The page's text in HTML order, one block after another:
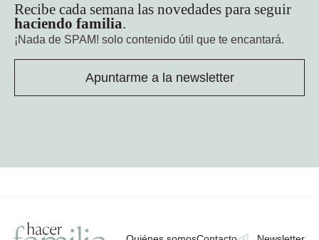
Recibe cada semana las novedades para seguir
haciendo familia.
¡Nada de SPAM! solo contenido útil que te encantará.
Apuntarme a la newsletter